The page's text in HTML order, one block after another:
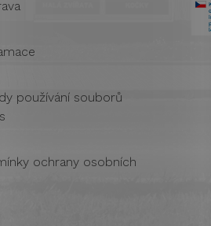
používání souborů
ochrany osobních